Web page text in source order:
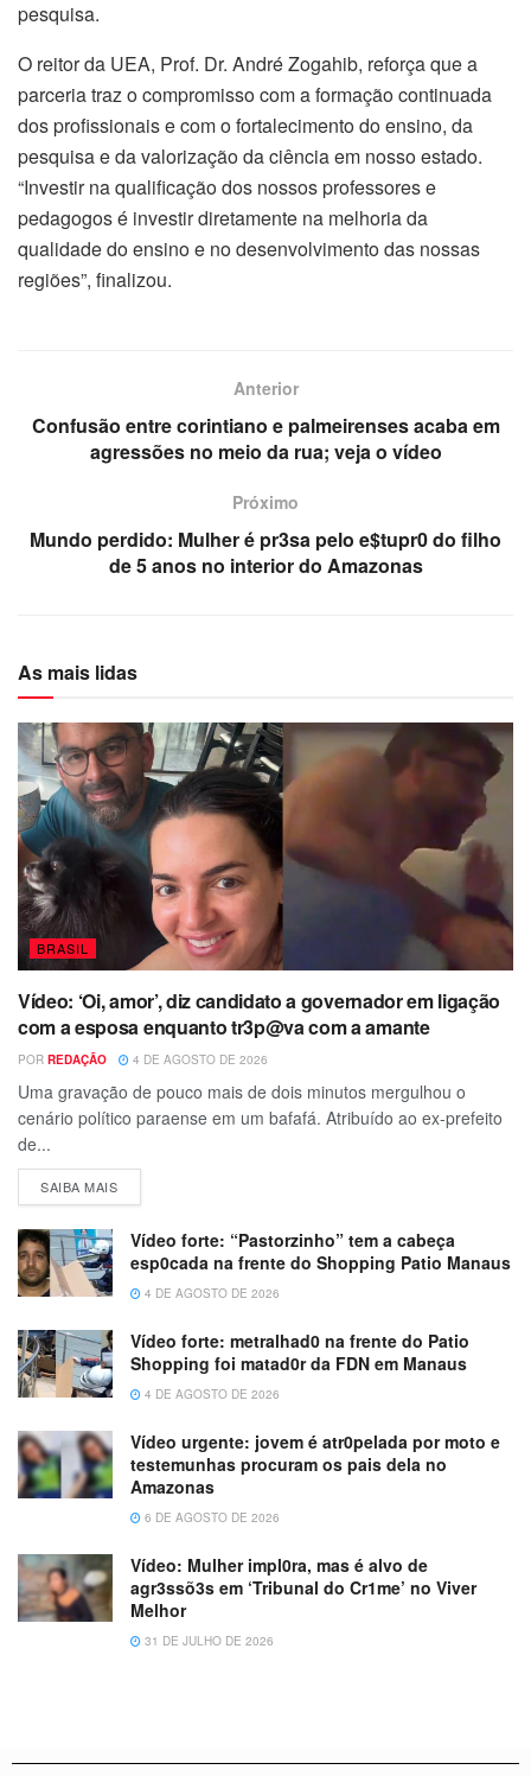
pesquisa.
O reitor da UEA, Prof. Dr. André Zogahib, reforça que a
parceria traz o compromisso com a formação continuada
dos profissionais e com o fortalecimento do ensino, da
pesquisa e da valorização da ciência em nosso estado.
“Investir na qualificação dos nossos professores e
pedagogos é investir diretamente na melhoria da
qualidade do ensino e no desenvolvimento das nossas
regiões”, finalizou.
Anterior
Confusão entre corintiano e palmeirenses acaba em
agressões no meio da rua; veja o vídeo
Próximo
Mundo perdido: Mulher é pr3sa pelo e$tupr0 do filho
de 5 anos no interior do Amazonas
As mais lidas
BRASIL
Vídeo: ‘Oi, amor’, diz candidato a governador em ligação
com a esposa enquanto tr3p@va com a amante
POR REDAÇÃO 4 DE AGOSTO DE 2026
Uma gravação de pouco mais de dois minutos mergulhou o
cenário político paraense em um bafafá. Atribuído ao ex-prefeito
de...
SAIBA MAIS
Vídeo forte: “Pastorzinho” tem a cabeça
esp0cada na frente do Shopping Patio Manaus
4 DE AGOSTO DE 2026
Vídeo forte: metralhad0 na frente do Patio
Shopping foi matad0r da FDN em Manaus
4 DE AGOSTO DE 2026
Vídeo urgente: jovem é atr0pelada por moto e
testemunhas procuram os pais dela no
Amazonas
6 DE AGOSTO DE 2026
Vídeo: Mulher impl0ra, mas é alvo de
agr3ssõ3s em ‘Tribunal do Cr1me’ no Viver
Melhor
31 DE JULHO DE 2026